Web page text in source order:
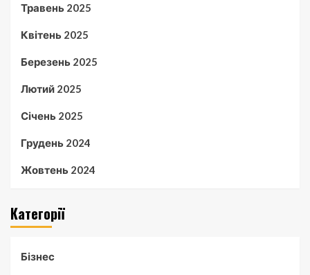
Травень 2025
Квітень 2025
Березень 2025
Лютий 2025
Січень 2025
Грудень 2024
Жовтень 2024
Категорії
Бізнес